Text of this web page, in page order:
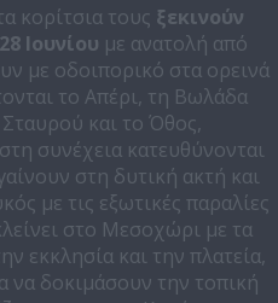
κορίτσια τους ξεκινούν
Ιουνίου με ανατολή από
με οδοιπορικό στα ορεινά
το Απέρι, τη Βωλάδα
και το Όθος,
συνέχεια κατευθύνονται
στη δυτική ακτή και
με τις εξωτικές παραλίες
στο Μεσοχώρι με τα
εκκλησία και την πλατεία,
να δοκιμάσουν την τοπική